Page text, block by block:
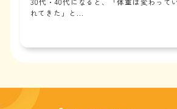
れてきた」と...